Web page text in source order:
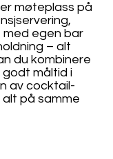
møteplass på
med egen bar
– alt
du kombinere
godt måltid i
av cocktail-
på samme